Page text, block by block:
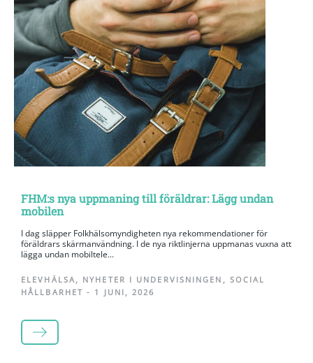
FHM:s nya uppmaning till föräldrar: Lägg undan
mobilen
I dag släpper Folkhälsomyndigheten nya rekommendationer för
föräldrars skärmanvändning. I de nya riktlinjerna uppmanas vuxna att
lägga undan mobiltele...
ELEVHÄLSA, NYHETER I UNDERVISNINGEN , SOCIAL
HÅLLBARHET - 1 JUNI, 2026
LÄS MER